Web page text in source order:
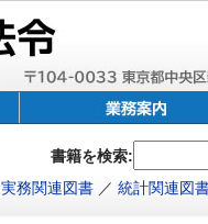
書籍を検索:
実務関連図書／ 統計関連図